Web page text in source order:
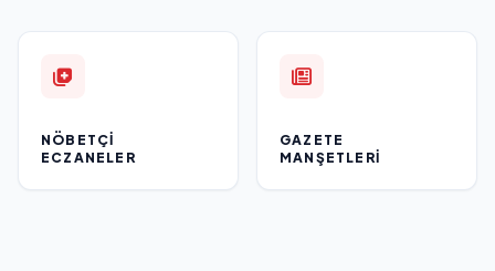
NÖBETÇI
ECZANELER
GAZETE
MANŞETLERI